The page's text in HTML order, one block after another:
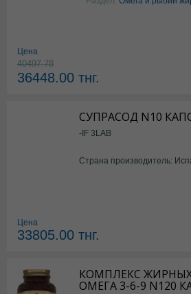
Цена
40497.78
36448.00 тнг.
СУПРАСОД N10
-IF 3LAB
Страна производитель:
Цена
33805.00 тнг.
КОМПЛЕКС
ОМЕГА 3-6-9 N120